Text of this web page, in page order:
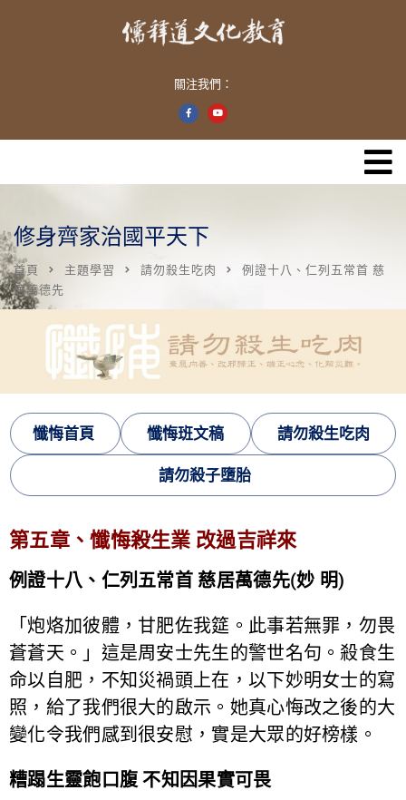
關注我們：
修身齊家治國平天下
首頁 主題學習 請勿殺生吃肉
例證十八、仁列五常首 慈
居萬德先
懺悔首頁 懺悔班文稿 請勿殺生吃肉
請勿殺子墮胎
第五章、懺悔殺生業 改過吉祥來
例證十八、仁列五常首 慈居萬德先(妙 明)
「炮烙加彼體，甘肥佐我筵。此事若無罪，勿畏
蒼蒼天。」這是周安士先生的警世名句。殺食生
命以自肥，不知災禍頭上在，以下妙明女士的寫
照，給了我們很大的啟示。她真心悔改之後的大
變化令我們感到很安慰，實是大眾的好榜樣。
糟蹋生靈飽口腹 不知因果實可畏